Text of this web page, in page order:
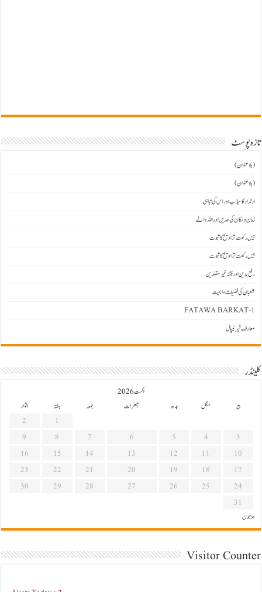
تازہ پوسٹ
(بلاعنوان)
(بلاعنوان)
ارتداد کا سیلاب اور اس کی تباہی
زمان و مکان کی حدیں اور اللہ والے
بیس رکعت تراویح کا ثبوت
بیس رکعت تراویح کا ثبوت
رفع یدین اور فتنہ غیرمقلدین
شعبان کی فضیلت و اہمیت
FATAWA BARKAT-1
معارف شیرنیپال
کلینڈر
اگست 2026
پیر
منگل بدھ جمعرات جمعہ ہفتہ
اتوار
1
2
3
4
5
6
7
8
9
10
11
12
13
14
15
16
17
18
19
20
21
22
23
24
25
26
27
28
29
30
31
« جون
Visitor Counter